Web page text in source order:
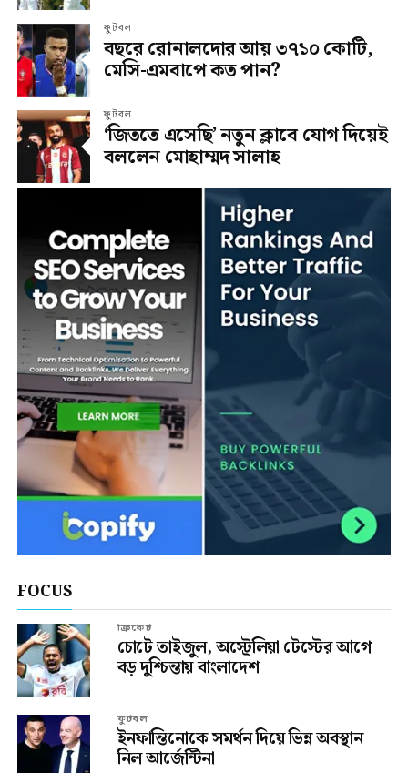
ফুটবল
বছরে রোনালদোর আয় ৩৭১০ কোটি,
মেসি-এমবাপে কত পান?
ফুটবল
‘জিততে এসেছি’ নতুন ক্লাবে যোগ দিয়েই
বললেন মোহাম্মদ সালাহ
FOCUS
ক্রিকেট
চোটে তাইজুল, অস্ট্রেলিয়া টেস্টের আগে
বড় দুশ্চিন্তায় বাংলাদেশ
ফুটবল
ইনফান্তিনোকে সমর্থন দিয়ে ভিন্ন অবস্থান
নিল আর্জেন্টিনা